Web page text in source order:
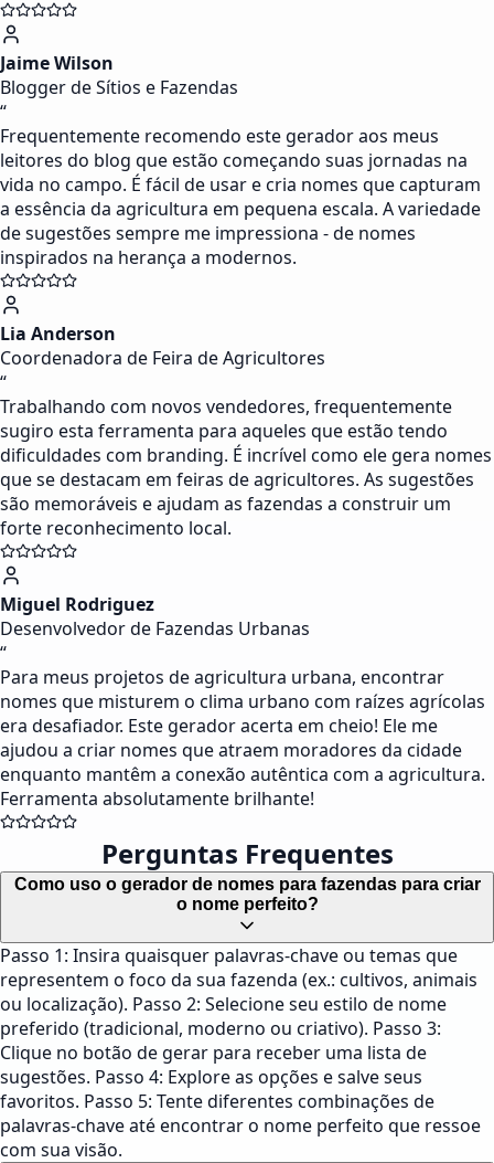
Jaime Wilson
Blogger de Sítios e Fazendas
“
Frequentemente recomendo este gerador aos meus
leitores do blog que estão começando suas jornadas na
vida no campo. É fácil de usar e cria nomes que capturam
a essência da agricultura em pequena escala. A variedade
de sugestões sempre me impressiona - de nomes
inspirados na herança a modernos.
Lia Anderson
Coordenadora de Feira de Agricultores
“
Trabalhando com novos vendedores, frequentemente
sugiro esta ferramenta para aqueles que estão tendo
dificuldades com branding. É incrível como ele gera nomes
que se destacam em feiras de agricultores. As sugestões
são memoráveis e ajudam as fazendas a construir um
forte reconhecimento local.
Miguel Rodriguez
Desenvolvedor de Fazendas Urbanas
“
Para meus projetos de agricultura urbana, encontrar
nomes que misturem o clima urbano com raízes agrícolas
era desafiador. Este gerador acerta em cheio! Ele me
ajudou a criar nomes que atraem moradores da cidade
enquanto mantêm a conexão autêntica com a agricultura.
Ferramenta absolutamente brilhante!
Perguntas Frequentes
Como uso o gerador de nomes para fazendas para criar
o nome perfeito?
Passo 1: Insira quaisquer palavras-chave ou temas que
representem o foco da sua fazenda (ex.: cultivos, animais
ou localização). Passo 2: Selecione seu estilo de nome
preferido (tradicional, moderno ou criativo). Passo 3:
Clique no botão de gerar para receber uma lista de
sugestões. Passo 4: Explore as opções e salve seus
favoritos. Passo 5: Tente diferentes combinações de
palavras-chave até encontrar o nome perfeito que ressoe
com sua visão.